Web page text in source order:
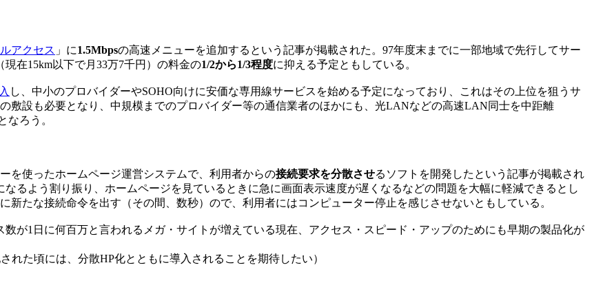
アクセス 」に1.5Mbpsの高速メニューを追加するという記事が掲載された。97年度末までに一部地域で先行してサー
在15km以下で月33万7千円）の料金の1/2から1/3程度に抑える予定ともしている。
し、中小のプロバイダーやSOHO向けに安価な専用線サービスを始める予定になっており、これはその上位を狙うサ
敷設も必要となり、中規模までのプロバイダー等の通信業者のほかにも、光LANなどの高速LAN同士を中距離
なろう。
を使ったホームページ運営システムで、利用者からの接続要求を分散させるソフトを開発したという記事が掲載され
るよう割り振り、ホームページを見ているときに急に画面表示速度が遅くなるなどの問題を大幅に軽減できるとし
たな接続命令を出す（その間、数秒）ので、利用者にはコンピューター停止を感じさせないともしている。
が1日に何百万と言われるメガ・サイトが増えている現在、アクセス・スピード・アップのためにも早期の製品化が
れた頃には、分散HP化とともに導入されることを期待したい）